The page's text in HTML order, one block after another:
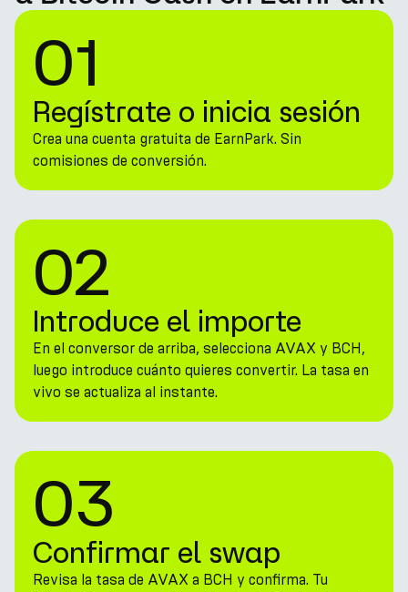
01
Regístrate o inicia sesión
Crea una cuenta gratuita de EarnPark. Sin
comisiones de conversión.
02
Introduce el importe
En el conversor de arriba, selecciona AVAX y BCH,
luego introduce cuánto quieres convertir. La tasa en
vivo se actualiza al instante.
03
Confirmar el swap
Revisa la tasa de AVAX a BCH y confirma. Tu